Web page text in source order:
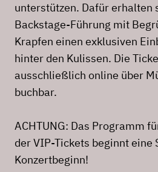
unterstützen. Dafür erhalten
Backstage-Führung mit
Krapfen einen exklusiven
hinter den Kulissen. Die
ausschließlich online über
buchbar.
ACHTUNG: Das Programm
der VIP-Tickets beginnt eine
Konzertbeginn!